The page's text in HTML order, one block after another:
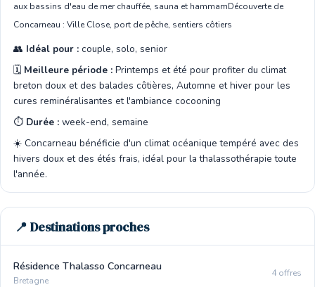
aux bassins d'eau de mer chauffée, sauna et hammamDécouverte de
Concarneau : Ville Close, port de pêche, sentiers côtiers
👥 Idéal pour : couple, solo, senior
🗓️ Meilleure période : Printemps et été pour profiter du climat
breton doux et des balades côtières, Automne et hiver pour les
cures reminéralisantes et l'ambiance cocooning
⏱️ Durée : week-end, semaine
☀️ Concarneau bénéficie d'un climat océanique tempéré avec des
hivers doux et des étés frais, idéal pour la thalassothérapie toute
l'année.
📍 Destinations proches
Résidence Thalasso Concarneau
Bretagne
4 offres